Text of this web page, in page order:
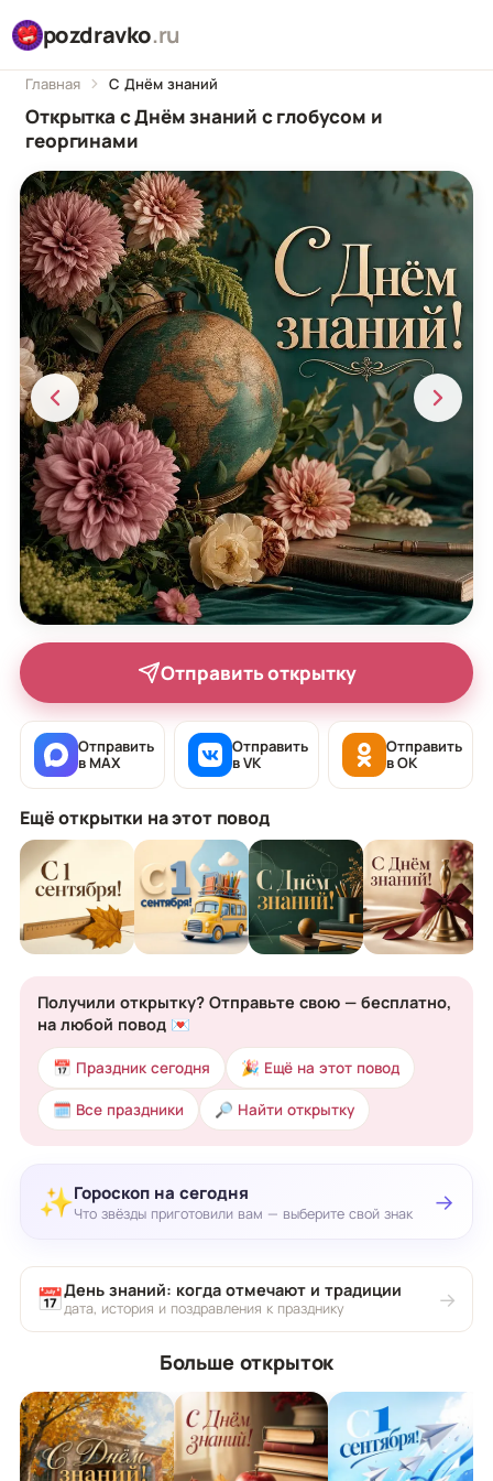
pozdravko.ru
Главная С Днём знаний
Открытка с Днём знаний с глобусом и
георгинами
Отправить открытку
Отправить
в MAX
Отправить
в VK
Отправить
в OK
Ещё открытки на этот повод
Получили открытку? Отправьте свою — бесплатно,
на любой повод 💌
📅 Праздник сегодня 🎉 Ещё на этот повод
🗓 Все праздники 🔎 Найти открытку
✨Гороскоп на сегодня
Что звёзды приготовили вам — выберите свой знак →
📅День знаний: когда отмечают и традиции
дата, история и поздравления к празднику →
Больше открыток